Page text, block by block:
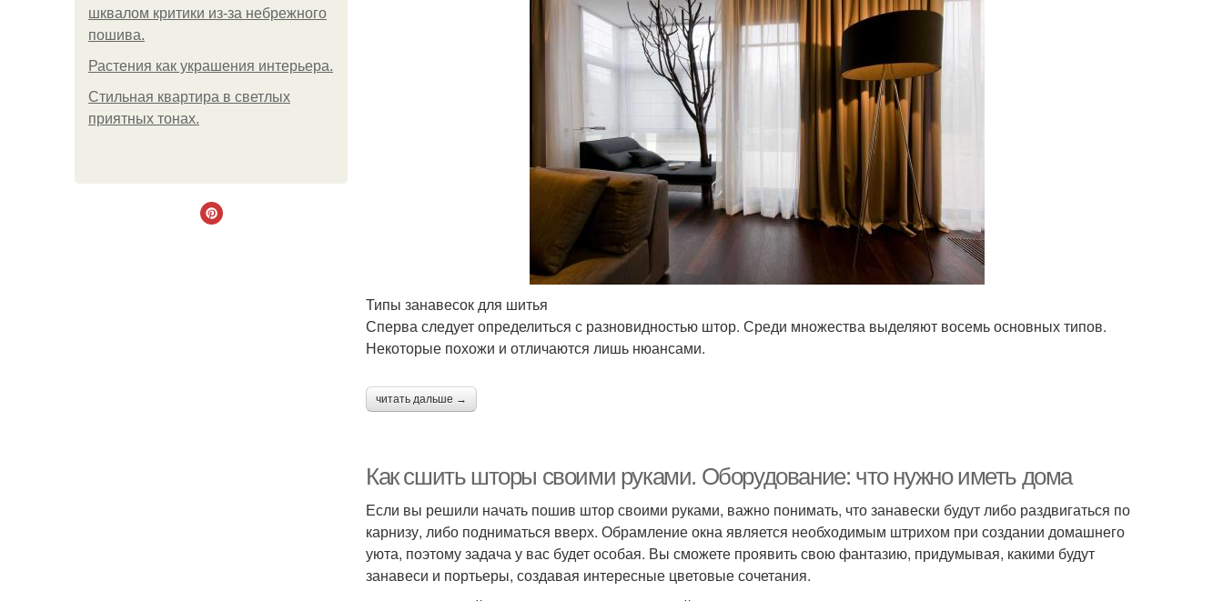
шквалом критики из-за небрежного
пошива.
Растения как украшения интерьера.
Стильная квартира в светлых
приятных тонах.
Типы занавесок для шитья
Сперва следует определиться с разновидностью штор. Среди множества выделяют восемь основных типов.
Некоторые похожи и отличаются лишь нюансами.
читать дальше →
Как сшить шторы своими руками. Оборудование: что нужно иметь дома
Если вы решили начать пошив штор своими руками, важно понимать, что занавески будут либо раздвигаться по
карнизу, либо подниматься вверх. Обрамление окна является необходимым штрихом при создании домашнего
уюта, поэтому задача у вас будет особая. Вы сможете проявить свою фантазию, придумывая, какими будут
занавеси и портьеры, создавая интересные цветовые сочетания.